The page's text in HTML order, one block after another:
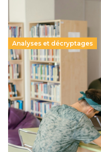
Analyses et décryptages
Supérieur privé : une
promesse
11 juillet 2026-
Le projet de loi sur la
supérieur privé met en
qui relègue l’acte
Lire la suite →